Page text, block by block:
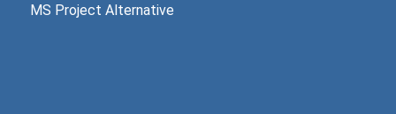
MS Project Alternative